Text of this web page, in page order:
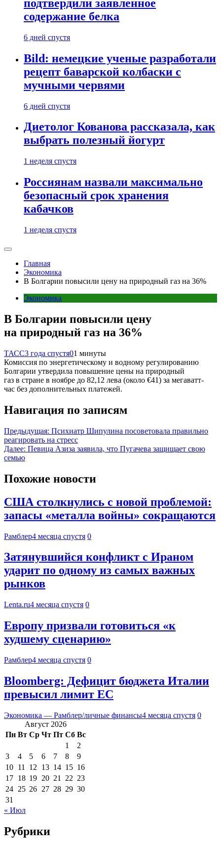
подтвердили заявленное
содержание белка
6 дней спустя
Bild: немецкие ученые разработали
рецепт баварской колбаски с
мучными червями
6 дней спустя
Диетолог Кованова рассказала, как
выбрать полезный йогурт
1 неделя спустя
Россиянам назвали максимально
безопасный срок хранения
кабачков
1 неделя спустя
Главная
Экономика
В Болгарии повысили цену на природный газ на 36%
Экономика
В Болгарии повысили цену
на природный газ на 36%
ТАСС3 года спустя01 минуты
Комиссия по энергетическому и водному регулированию
Болгарии утвердила повышение цены на природный
газ в стране в ноябре до 82,12 лева (около €41) за мегаватт-
час без дополнительных платежей.
Навигация по записям
Предыдущая: Психиатр Шипулина посоветовала правильно
реагировать на стресс
Далее: Певица Азиза заявила, что Пугачева защищает свою
семью
Похожие новости
США столкнулись с новой проблемой:
запасы «металла войны» сокращаются
Рамблер4 месяца спустя 0
Затянувшийся конфликт с Ираном
ударит по одному из самых важных
рынков
Lenta.ru4 месяца спустя 0
Европу призвали готовиться «к
худшему сценарию»
Рамблер4 месяца спустя 0
Bloomberg: Дефицит бюджета Италии
превысил лимит ЕС
Экономика — Рамблер/личные финансы4 месяца спустя 0
Август 2026
Пн Вт Ср Чт Пт Сб Вс
1
2
3
4 5 6 7 8
9
10 11 12 13 14 15 16
17 18 19 20 21 22 23
24 25 26 27 28 29 30
31
« Июл
Рубрики